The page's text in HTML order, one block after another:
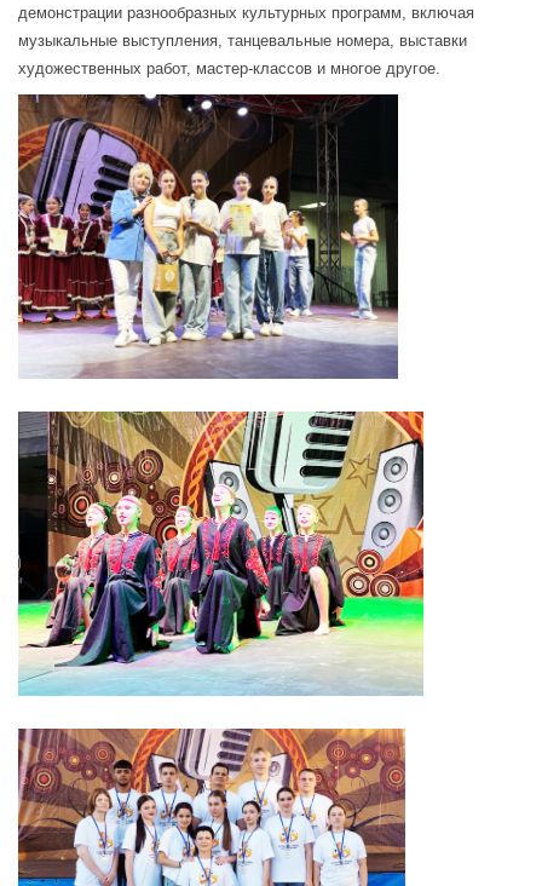
демонстрации разнообразных культурных программ, включая
музыкальные выступления, танцевальные номера, выставки
художественных работ, мастер-классов и многое другое.